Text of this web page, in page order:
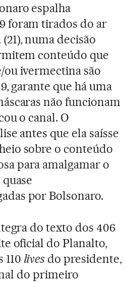
espalha
foram tirados do ar
numa decisão
conteúdo que
ivermectina são
garante que há uma
não funcionam
o canal. O
antes que ela saísse
sobre o conteúdo
para amalgamar o
por Bolsonaro.
do texto dos 406
oficial do Planalto,
lives do presidente,
do primeiro